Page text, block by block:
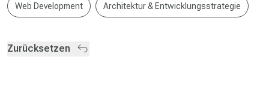
Web Development Architektur & Entwicklungsstrategie
Zurücksetzen